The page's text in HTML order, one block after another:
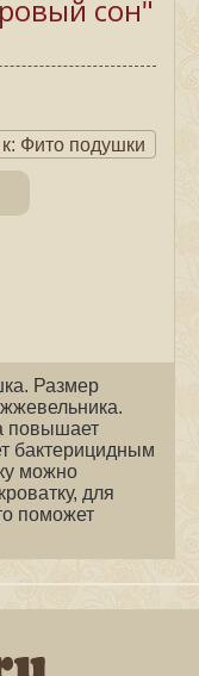
сон"
Фито подушки
Размер
повышает
бактерицидным
можно
для
поможет